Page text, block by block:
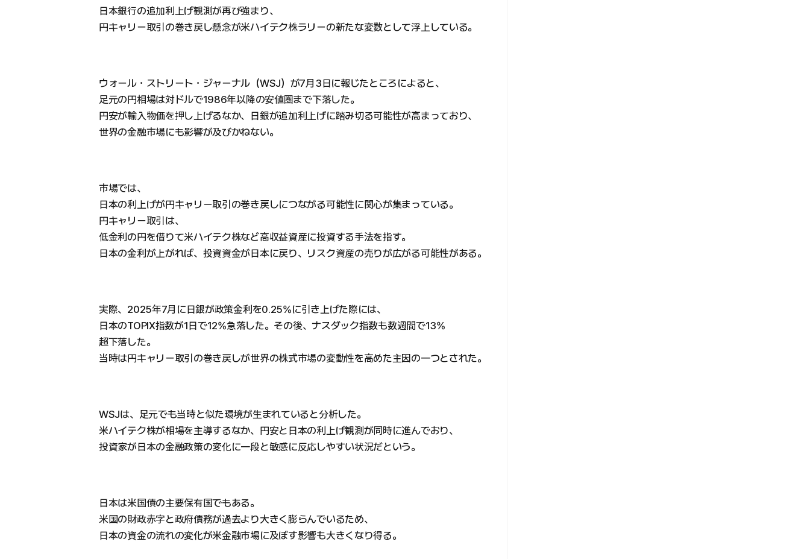
日本銀行の追加利上げ観測が再び強まり、
円キャリー取引の巻き戻し懸念が米ハイテク株ラリーの新たな変数として浮上している。
ウォール・ストリート・ジャーナル（WSJ）が7月3日に報じたところによると、
足元の円相場は対ドルで1986年以降の安値圏まで下落した。
円安が輸入物価を押し上げるなか、日銀が追加利上げに踏み切る可能性が高まっており、
世界の金融市場にも影響が及びかねない。
市場では、
日本の利上げが円キャリー取引の巻き戻しにつながる可能性に関心が集まっている。
円キャリー取引は、
低金利の円を借りて米ハイテク株など高収益資産に投資する手法を指す。
日本の金利が上がれば、投資資金が日本に戻り、リスク資産の売りが広がる可能性がある。
実際、2025年7月に日銀が政策金利を0.25%に引き上げた際には、
日本のTOPIX指数が1日で12%急落した。その後、ナスダック指数も数週間で13%
超下落した。
当時は円キャリー取引の巻き戻しが世界の株式市場の変動性を高めた主因の一つとされた。
WSJは、足元でも当時と似た環境が生まれていると分析した。
米ハイテク株が相場を主導するなか、円安と日本の利上げ観測が同時に進んでおり、
投資家が日本の金融政策の変化に一段と敏感に反応しやすい状況だという。
日本は米国債の主要保有国でもある。
米国の財政赤字と政府債務が過去より大きく膨らんでいるため、
日本の資金の流れの変化が米金融市場に及ぼす影響も大きくなり得る。